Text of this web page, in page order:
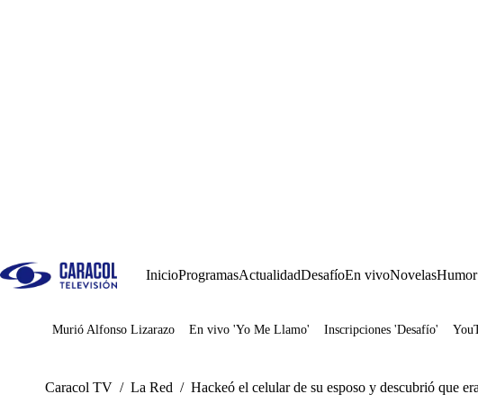
InicioProgramasActualidadDesafíoEn vivoNovelasHumor
Juegos
Murió Alfonso Lizarazo En vivo 'Yo Me Llamo' Inscripciones 'Desafío'
Caracol TV / La Red / Hackeó el celular de su esposo y descubrió que